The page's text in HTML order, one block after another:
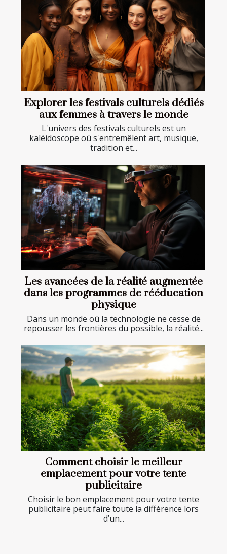
Explorer les festivals culturels dédiés
aux femmes à travers le monde
L'univers des festivals culturels est un
kaléidoscope où s'entremêlent art, musique,
tradition et...
Les avancées de la réalité augmentée
dans les programmes de rééducation
physique
Dans un monde où la technologie ne cesse de
repousser les frontières du possible, la réalité...
Comment choisir le meilleur
emplacement pour votre tente
publicitaire
Choisir le bon emplacement pour votre tente
publicitaire peut faire toute la différence lors
d’un...